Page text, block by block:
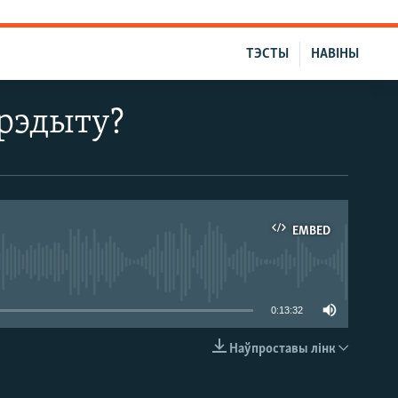
НАВІНЫ
ТЭСТЫ
EMBED
0:13:32
Наўпроставы лінк